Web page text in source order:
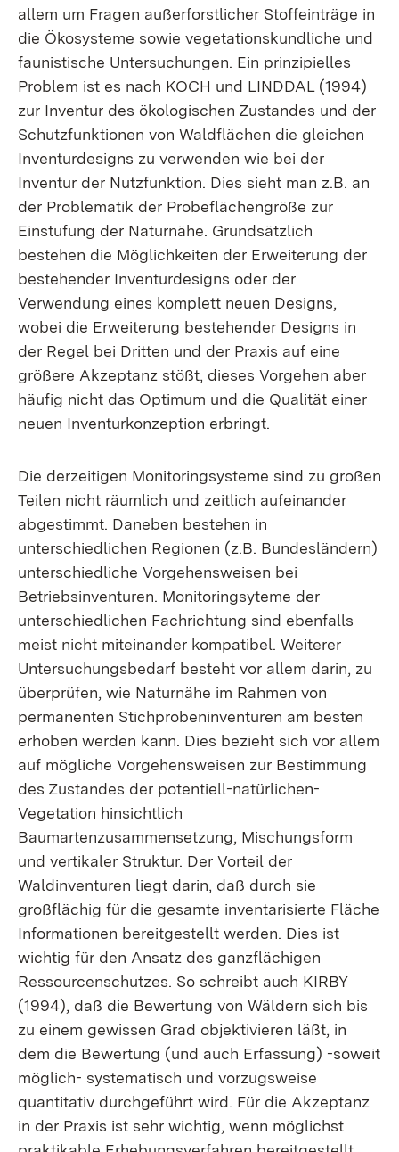
allem um Fragen außerforstlicher Stoffeinträge in
die Ökosysteme sowie vegetationskundliche und
faunistische Untersuchungen. Ein prinzipielles
Problem ist es nach KOCH und LINDDAL (1994)
zur Inventur des ökologischen Zustandes und der
Schutzfunktionen von Waldflächen die gleichen
Inventurdesigns zu verwenden wie bei der
Inventur der Nutzfunktion. Dies sieht man z.B. an
der Problematik der Probeflächengröße zur
Einstufung der Naturnähe. Grundsätzlich
bestehen die Möglichkeiten der Erweiterung der
bestehender Inventurdesigns oder der
Verwendung eines komplett neuen Designs,
wobei die Erweiterung bestehender Designs in
der Regel bei Dritten und der Praxis auf eine
größere Akzeptanz stößt, dieses Vorgehen aber
häufig nicht das Optimum und die Qualität einer
neuen Inventurkonzeption erbringt.
Die derzeitigen Monitoringsysteme sind zu großen
Teilen nicht räumlich und zeitlich aufeinander
abgestimmt. Daneben bestehen in
unterschiedlichen Regionen (z.B. Bundesländern)
unterschiedliche Vorgehensweisen bei
Betriebsinventuren. Monitoringsyteme der
unterschiedlichen Fachrichtung sind ebenfalls
meist nicht miteinander kompatibel. Weiterer
Untersuchungsbedarf besteht vor allem darin, zu
überprüfen, wie Naturnähe im Rahmen von
permanenten Stichprobeninventuren am besten
erhoben werden kann. Dies bezieht sich vor allem
auf mögliche Vorgehensweisen zur Bestimmung
des Zustandes der potentiell-natürlichen-
Vegetation hinsichtlich
Baumartenzusammensetzung, Mischungsform
und vertikaler Struktur. Der Vorteil der
Waldinventuren liegt darin, daß durch sie
großflächig für die gesamte inventarisierte Fläche
Informationen bereitgestellt werden. Dies ist
wichtig für den Ansatz des ganzflächigen
Ressourcenschutzes. So schreibt auch KIRBY
(1994), daß die Bewertung von Wäldern sich bis
zu einem gewissen Grad objektivieren läßt, in
dem die Bewertung (und auch Erfassung) -soweit
möglich- systematisch und vorzugsweise
quantitativ durchgeführt wird. Für die Akzeptanz
in der Praxis ist sehr wichtig, wenn möglichst